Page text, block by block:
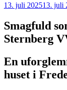
Udgivet
13. juli 202513. juli
Smagfuld
Sternberg
En
huset i